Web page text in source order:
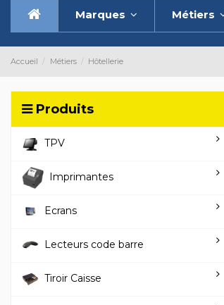
Marques Métiers
Accueil Métiers Hôtellerie
Produits
TPV
Imprimantes
Ecrans
Lecteurs code barre
Tiroir Caisse